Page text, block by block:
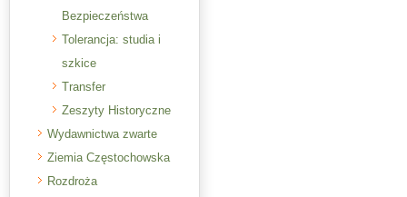
Bezpieczeństwa
Tolerancja: studia i
szkice
Transfer
Zeszyty Historyczne
Wydawnictwa zwarte
Ziemia Częstochowska
Rozdroża